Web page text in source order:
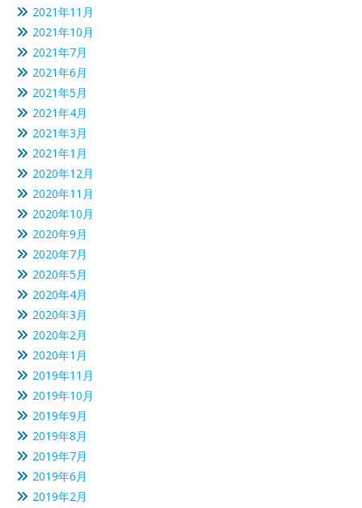
2021年11月
2021年10月
2021年7月
2021年6月
2021年5月
2021年4月
2021年3月
2021年1月
2020年12月
2020年11月
2020年10月
2020年9月
2020年7月
2020年5月
2020年4月
2020年3月
2020年2月
2020年1月
2019年11月
2019年10月
2019年9月
2019年8月
2019年7月
2019年6月
2019年2月